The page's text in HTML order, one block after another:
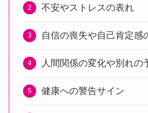
不安やストレスの表れ
自信の喪失や自己肯定感
人間関係の変化や別れの
健康への警告サイン